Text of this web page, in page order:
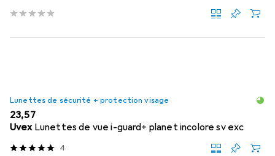
Lunettes de sécurité + protection visage
EUR
23,57
Uvex Lunettes de vue i-guard+ planet incolore sv exc
4